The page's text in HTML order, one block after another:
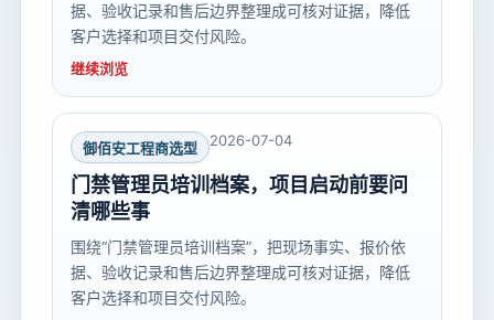
据、验收记录和售后边界整理成可核对证据，降低
客户选择和项目交付风险。
继续浏览
御佰安工程商选型 2026-07-04
门禁管理员培训档案，项目启动前要问
清哪些事
围绕“门禁管理员培训档案”，把现场事实、报价依
据、验收记录和售后边界整理成可核对证据，降低
客户选择和项目交付风险。